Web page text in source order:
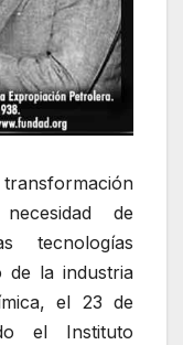
de
tecnologías
de la industria
el 23 de
el Instituto